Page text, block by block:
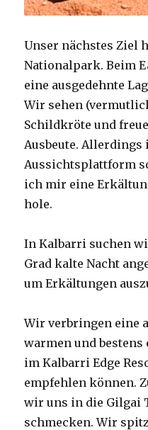
Unser nächstes Ziel
Nationalpark. Beim
eine ausgedehnte
Wir sehen
Schildkröte und
Ausbeute. Allerdings
Aussichtsplattform
ich mir eine
hole.
In Kalbarri suchen
Grad kalte Nacht
um Erkältungen
Wir verbringen eine
warmen und
im Kalbarri Edge
empfehlen können.
wir uns in die Gilgai
schmecken. Wir